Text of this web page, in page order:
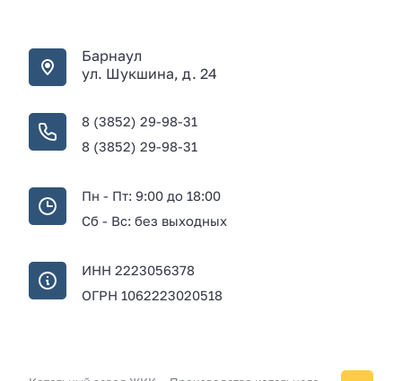
Барнаул
ул. Шукшина, д. 24
8 (3852) 29-98-31
8 (3852) 29-98-31
Пн - Пт: 9:00 до 18:00
Сб - Вс: без выходных
ИНН 2223056378
ОГРН 1062223020518